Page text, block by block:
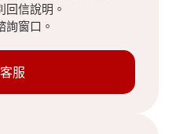
信說明。
詢窗口。
服